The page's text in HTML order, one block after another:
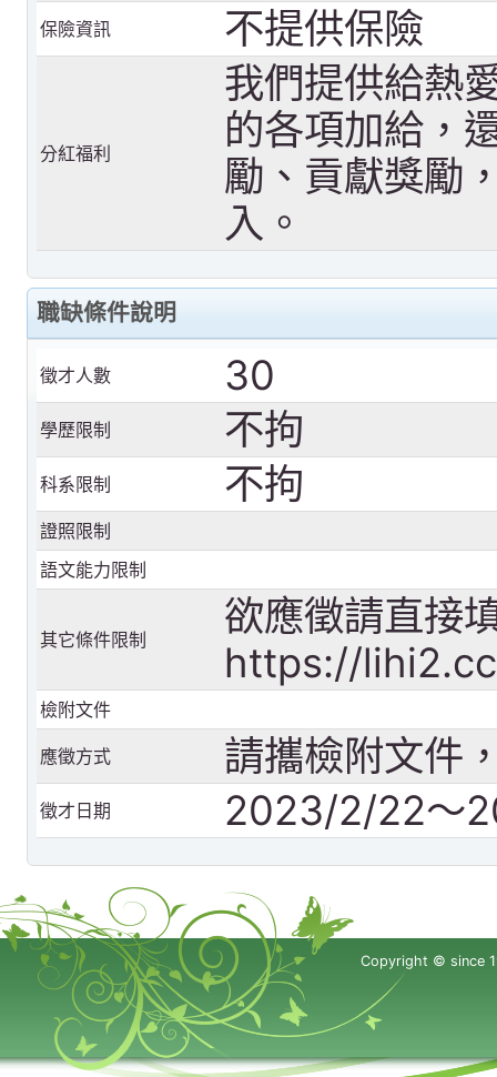
保險資訊 不提供保險
分紅福利
我們提供給熱
的各項加給，
勵、貢獻獎勵
入。
職缺條件說明
徵才人數 30
學歷限制 不拘
科系限制 不拘
證照限制
語文能力限制
其它條件限制
欲應徵請直接
https://
檢附文件
應徵方式 請攜檢附文件
徵才日期 2023/2/22～
Copyright © since